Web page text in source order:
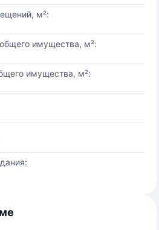
м²:
имущества, м²:
имущества, м²: